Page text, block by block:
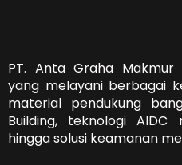
PT. Anta Graha
yang melayani berbagai
material pendukung
Building, teknologi AIDC
hingga solusi keamanan